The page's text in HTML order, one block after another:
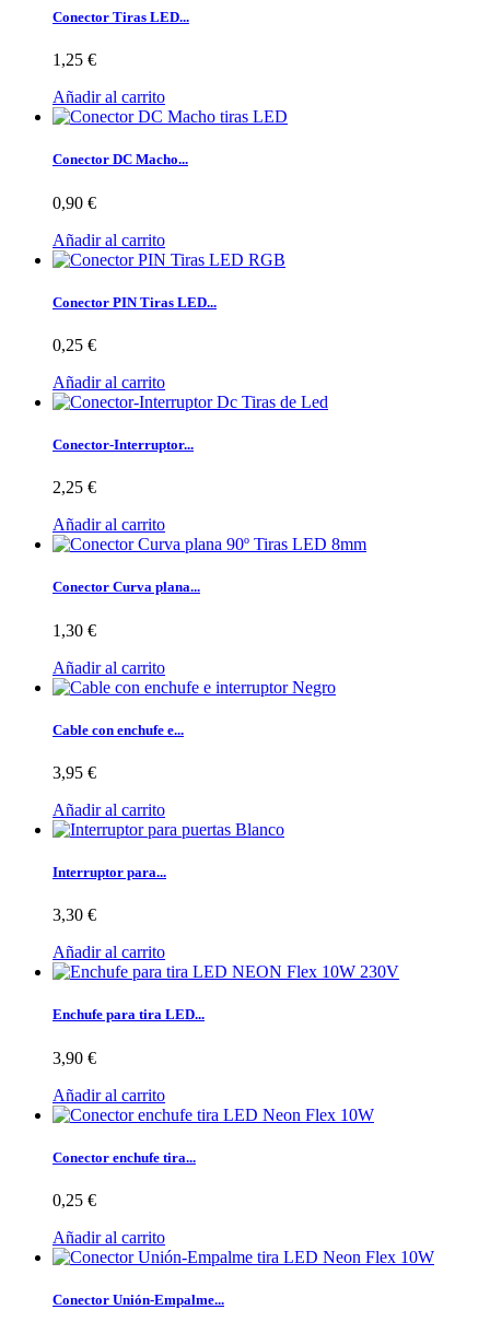
Conector Tiras LED...
1,25 €
Añadir al carrito
Conector DC Macho...
0,90 €
Añadir al carrito
Conector PIN Tiras LED...
0,25 €
Añadir al carrito
Conector-Interruptor...
2,25 €
Añadir al carrito
Conector Curva plana...
1,30 €
Añadir al carrito
Cable con enchufe e...
3,95 €
Añadir al carrito
Interruptor para...
3,30 €
Añadir al carrito
Enchufe para tira LED...
3,90 €
Añadir al carrito
Conector enchufe tira...
0,25 €
Añadir al carrito
Conector Unión-Empalme...